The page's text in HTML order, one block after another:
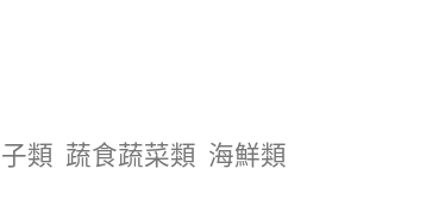
類 蔬食蔬菜類 海鮮類